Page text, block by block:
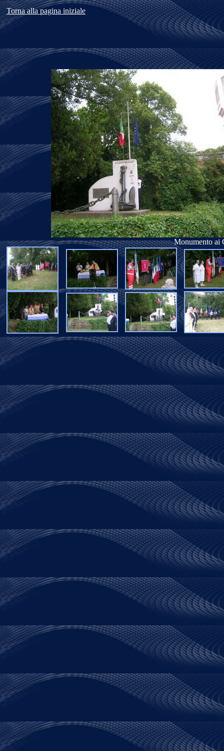
Torna alla pagina iniziale
Monumento ai